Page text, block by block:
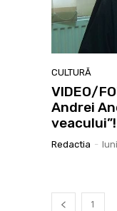
CULTURĂ
VIDEO/
Andrei
veacului”!
Redactia -
1